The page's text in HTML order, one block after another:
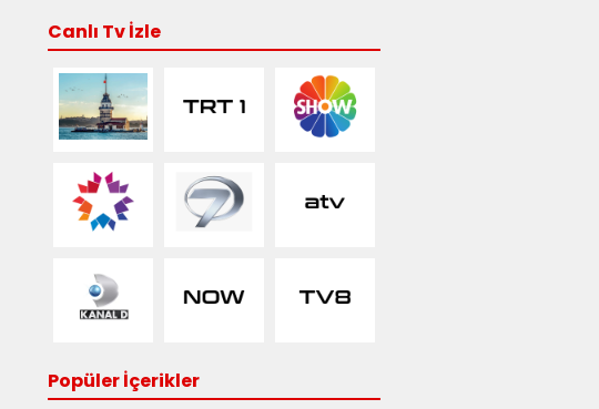
Canlı Tv İzle
Popüler İçerikler